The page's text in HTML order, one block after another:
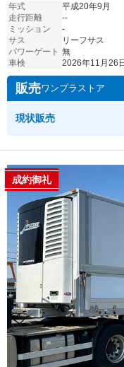
年式
平成20年9月
走行距離
--
ミッション
-
サス
リーフサス
パワーゲート 無
車検
2026年11月26日
販売ワンプラストア
現状販売
成約御礼